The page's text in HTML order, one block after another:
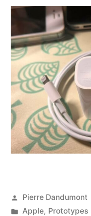
Publié
par
Pierre Dandumont
Publié
Apple, Prototypes